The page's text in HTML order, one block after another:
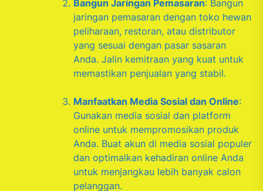
Bangun Jaringan Pemasaran: Bangun
jaringan pemasaran dengan toko hewan
peliharaan, restoran, atau distributor
yang sesuai dengan pasar sasaran
Anda. Jalin kemitraan yang kuat untuk
memastikan penjualan yang stabil.
Manfaatkan Media Sosial dan Online:
Gunakan media sosial dan platform
online untuk mempromosikan produk
Anda. Buat akun di media sosial populer
dan optimalkan kehadiran online Anda
untuk menjangkau lebih banyak calon
pelanggan.